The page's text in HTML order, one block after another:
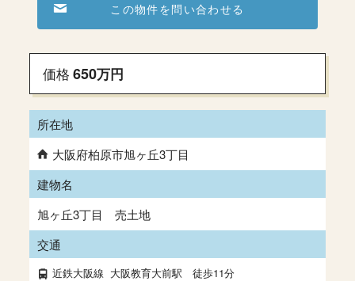
この物件を問い合わせる
価格 650万円
所在地
大阪府柏原市旭ヶ丘3丁目
建物名
旭ヶ丘3丁目 売土地
交通
近鉄大阪線 大阪教育大前駅
徒歩11分